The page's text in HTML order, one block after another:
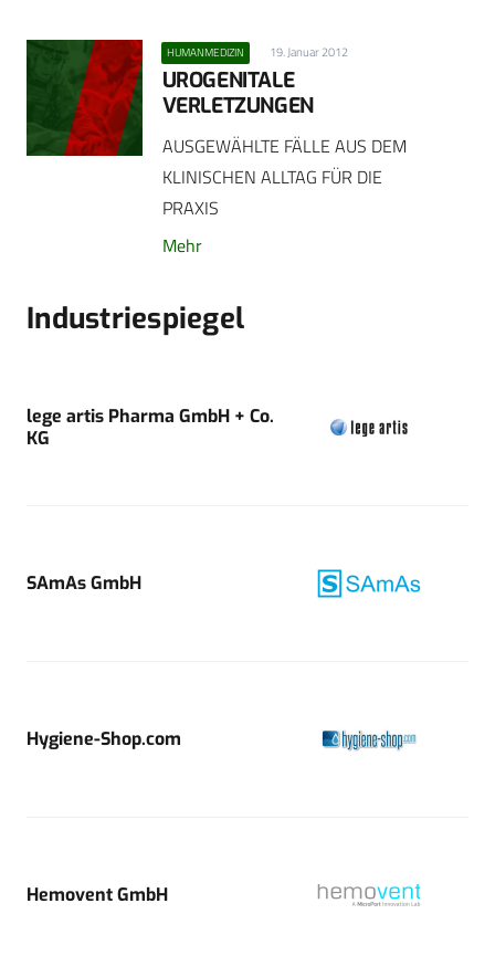
HUMANMEDIZIN 19. Januar 2012
UROGENITALE
VERLETZUNGEN
AUSGEWÄHLTE FÄLLE AUS DEM
KLINISCHEN ALLTAG FÜR DIE
PRAXIS
Mehr
Industriespiegel
lege artis Pharma GmbH + Co.
KG
SAmAs GmbH
Hygiene-Shop.com
Hemovent GmbH